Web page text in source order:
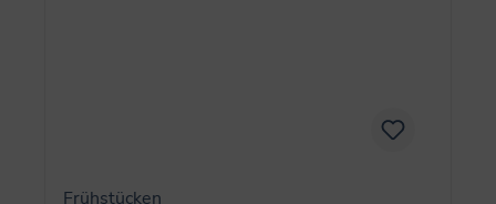
Frühstücken